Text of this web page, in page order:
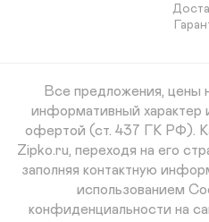
Все предложения, цены
информативный характер
офертой (ст. 437 ГК РФ).
Zipko.ru, переходя на его
заполняя контактную
использованием
конфиденциальности на